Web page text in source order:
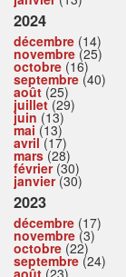
2024
décembre (14)
novembre (25)
octobre (16)
septembre (40)
août (25)
juillet(29)
juin (13)
mai (13)
avril(17)
mars(28)
février(30)
janvier(30)
2023
décembre (17)
novembre (3)
octobre (22)
septembre (24)
août (23)